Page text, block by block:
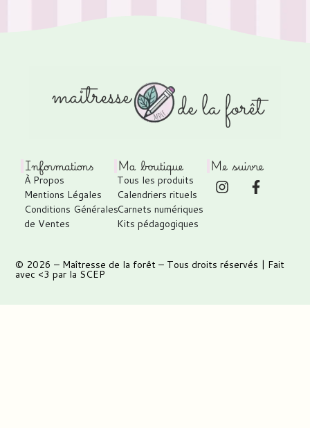
Informations
À Propos
Mentions Légales
Conditions Générales
de Ventes
Ma boutique
Tous les produits
Calendriers rituels
Carnets numériques
Kits pédagogiques
Me suivre
© 2026 – Maîtresse de la forêt – Tous droits réservés | Fait
avec <3 par la SCEP